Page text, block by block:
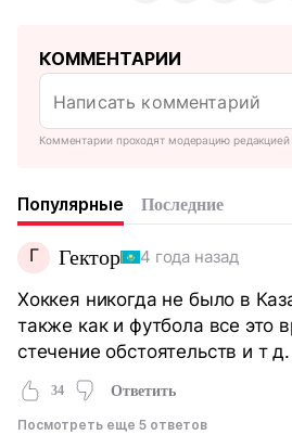
КОММЕНТАРИИ
Комментарии проходят модерацию редакцией
Популярные Последние
Г Гектор 4 года назад
Хоккея никогда не было в
также как и футбола все это
стечение обстоятельств и т д.
34 Ответить
Посмотреть еще 5 ответов